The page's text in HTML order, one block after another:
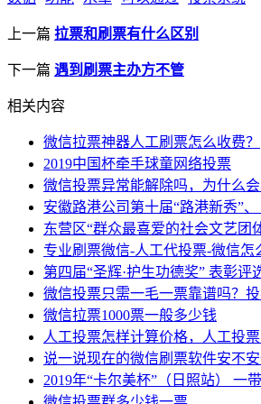
上一篇 拉票和刷票有什么区别
下一篇 遇到刷票主办方不管
相关内容
微信拉票神器人工刷票怎么收费？
2019中国杯牵手球童网络投票
微信投票异常能解除吗，为什么
安徽路港公司第十届“路港新秀”
东营区“群众最喜爱的社会文艺团
专业刷票微信-人工代投票-微信怎
第四届“圣辉·护生功德奖” 表彰评
微信投票只需一毛一票靠谱吗？
微信拉票1000票一般多少钱
人工投票怎样计算价格，人工投
说一说现在的微信刷票软件安不安
2019年“卡尔美杯”（日照站） 一